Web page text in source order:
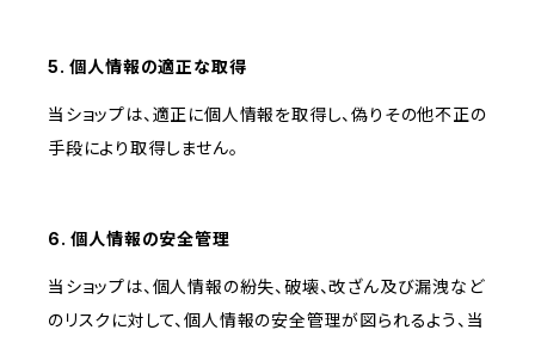
5. 個人情報の適正な取得
当ショップは、適正に個人情報を取得し、偽りその他不正の
手段により取得しません。
6. 個人情報の安全管理
当ショップは、個人情報の紛失、破壊、改ざん及び漏洩など
のリスクに対して、個人情報の安全管理が図られるよう、当